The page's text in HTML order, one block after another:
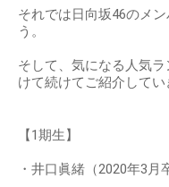
それでは日向坂46のメ
う。
そして、気になる人気
けて続けてご紹介してい
【1期生】
・井口眞緒（2020年3月